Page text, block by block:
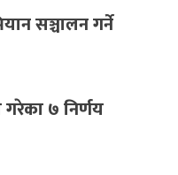
सञ्चालन गर्ने
७ निर्णय